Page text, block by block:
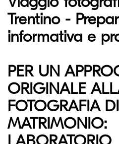
Trentino -
informativa e
PER UN
ORIGINALE
FOTOGRAFIA DI
MATRIMONIO: